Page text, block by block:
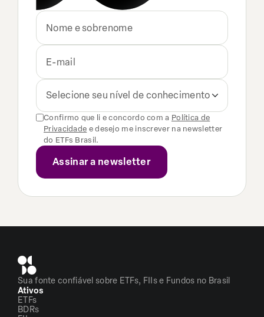
Selecione seu nível de conhecimento
Confirmo que li e concordo com a Política de
Privacidade e desejo me inscrever na newsletter
do ETFs Brasil.
Sua fonte confiável sobre ETFs, FIIs e Fundos no Brasil
Ativos
ETFs
BDRs